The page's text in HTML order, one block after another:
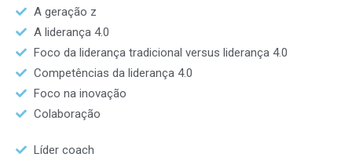
A geração z
A liderança 4.0
Foco da liderança tradicional versus liderança 4.0
Competências da liderança 4.0
Foco na inovação
Colaboração
Líder coach